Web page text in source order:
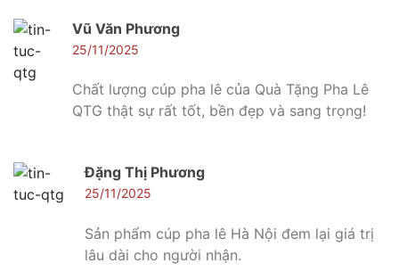
Vũ Văn Phương
25/11/2025
Chất lượng cúp pha lê của Quà Tặng Pha Lê
QTG thật sự rất tốt, bền đẹp và sang trọng!
Đặng Thị Phương
25/11/2025
Sản phẩm cúp pha lê Hà Nội đem lại giá trị
lâu dài cho người nhận.